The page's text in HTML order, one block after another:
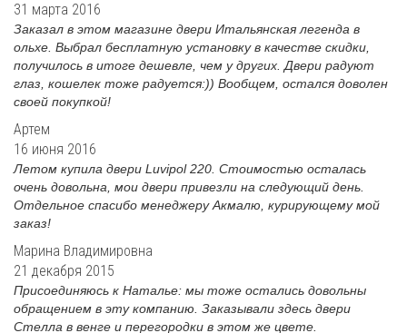
31 марта 2016
Заказал в этом магазине двери Итальянская легенда в
ольхе. Выбрал бесплатную установку в качестве скидки,
получилось в итоге дешевле, чем у других. Двери радуют
глаз, кошелек тоже радуется:)) Вообщем, остался доволен
своей покупкой!
Артем
16 июня 2016
Летом купила двери Luvipol 220. Стоимостью осталась
очень довольна, мои двери привезли на следующий день.
Отдельное спасибо менеджеру Акмалю, курирующему мой
заказ!
Марина Владимировна
21 декабря 2015
Присоединяюсь к Наталье: мы тоже остались довольны
обращением в эту компанию. Заказывали здесь двери
Стелла в венге и перегородки в этом же цвете.